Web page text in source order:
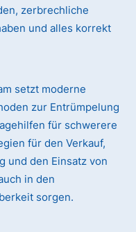
zerbrechliche
und alles korrekt
setzt moderne
zur Entrümpelung
für schwerere
für den Verkauf,
und den Einsatz von
in den
sorgen.